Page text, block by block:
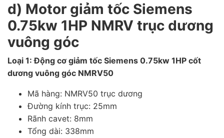
d) Motor giảm tốc Siemens
0.75kw 1HP NMRV trục dương
vuông góc
Loại 1: Động cơ giảm tốc Siemens 0.75kw 1HP cốt
dương vuông góc NMRV50
Mã hàng: NMRV50 trục dương
Đường kính trục: 25mm
Rãnh cavet: 8mm
Tổng dài: 338mm